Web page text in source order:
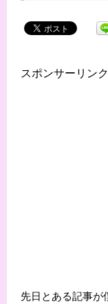
スポンサーリンク
先日とある記事が